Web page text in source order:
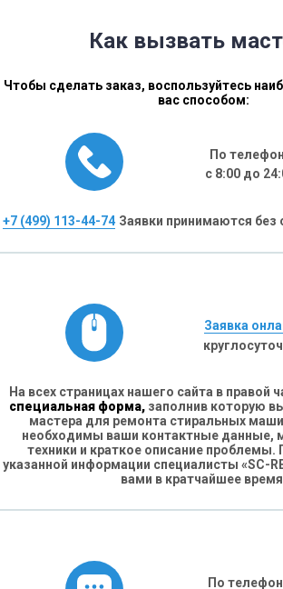
Как вызвать
Чтобы сделать заказ, воспользуйтесь
вас способом:
По
с 8:00 до
+7 (499) 113-44-74 Заявки принимаются
Заявка
На всех страницах нашего сайта в правой
специальная форма, заполнив которую
мастера для ремонта стиральных
необходимы ваши контактные данные,
техники и краткое описание проблемы.
указанной информации специалисты «SC-
вами в кратчайшее
По